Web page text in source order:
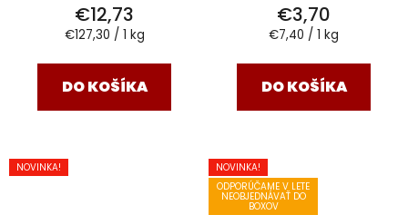
€12,73
Jednotková
€127,30 / 1 kg
DO KOŠÍKA
€3,70
Jednotková
€7,40 / 1 kg
DO KOŠÍKA
NOVINKA!
NOVINKA!
ODPORÚČAME V LETE
NEOBJEDNÁVAŤ DO
BOXOV